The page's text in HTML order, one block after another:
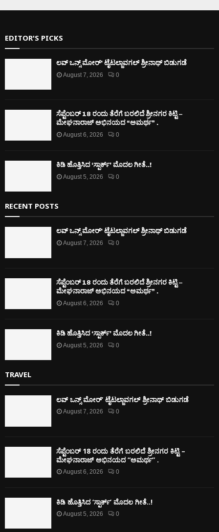
EDITOR'S PICKS
ಲವ್ ಒನ್ಸ್ ಮೋರ್’ ಟೈಟಲ್ಜಾವಗಲ್ ಶ್ರೀನಾಥ್ ಬಿಡುಗಡೆ
August 7, 2026 0
ಸೆಪ್ಟೆಂಬರ್ 18 ರಂದು ತೆರೆಗೆ ಬರಲಿದೆ ಶ್ರೀನಗರ ಕಿಟ್ಟಿ –
ಮೇಘನಾರಾಜ್ ಅಭಿನಯದ “ಅಮರ್ಥ” .
August 6, 2026 0
ಕಿಡಿ‌‌ ಹೊತ್ತಿಸಿದ ‘ಸ್ಪಾರ್ಕ್’ ಮೊದಲ‌ ಗೀತೆ..!
August 5, 2026 0
RECENT POSTS
ಲವ್ ಒನ್ಸ್ ಮೋರ್’ ಟೈಟಲ್ಜಾವಗಲ್ ಶ್ರೀನಾಥ್ ಬಿಡುಗಡೆ
August 7, 2026 0
ಸೆಪ್ಟೆಂಬರ್ 18 ರಂದು ತೆರೆಗೆ ಬರಲಿದೆ ಶ್ರೀನಗರ ಕಿಟ್ಟಿ –
ಮೇಘನಾರಾಜ್ ಅಭಿನಯದ “ಅಮರ್ಥ” .
August 6, 2026 0
ಕಿಡಿ‌‌ ಹೊತ್ತಿಸಿದ ‘ಸ್ಪಾರ್ಕ್’ ಮೊದಲ‌ ಗೀತೆ..!
August 5, 2026 0
TRAVEL
ಲವ್ ಒನ್ಸ್ ಮೋರ್’ ಟೈಟಲ್ಜಾವಗಲ್ ಶ್ರೀನಾಥ್ ಬಿಡುಗಡೆ
August 7, 2026 0
ಸೆಪ್ಟೆಂಬರ್ 18 ರಂದು ತೆರೆಗೆ ಬರಲಿದೆ ಶ್ರೀನಗರ ಕಿಟ್ಟಿ –
ಮೇಘನಾರಾಜ್ ಅಭಿನಯದ “ಅಮರ್ಥ” .
August 6, 2026 0
ಕಿಡಿ‌‌ ಹೊತ್ತಿಸಿದ ‘ಸ್ಪಾರ್ಕ್’ ಮೊದಲ‌ ಗೀತೆ..!
August 5, 2026 0